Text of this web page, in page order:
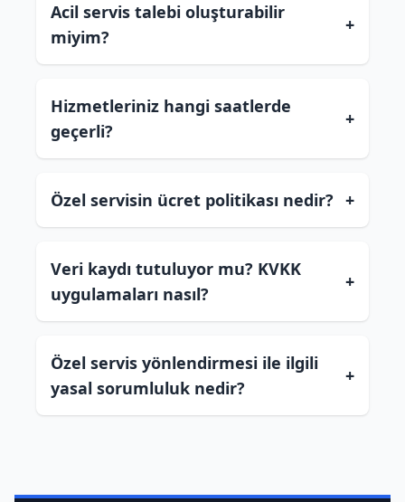
Acil servis talebi oluşturabilir
miyim?
+
Hizmetleriniz hangi saatlerde
geçerli?
+
Özel servisin ücret politikası nedir? +
Veri kaydı tutuluyor mu? KVKK
uygulamaları nasıl?
+
Özel servis yönlendirmesi ile ilgili
yasal sorumluluk nedir?
+